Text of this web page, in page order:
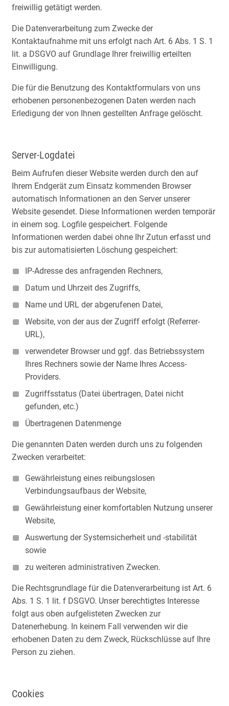
freiwillig getätigt werden.
Die Datenverarbeitung zum Zwecke der
Kontaktaufnahme mit uns erfolgt nach Art. 6 Abs. 1 S. 1
lit. a DSGVO auf Grundlage Ihrer freiwillig erteilten
Einwilligung.
Die für die Benutzung des Kontaktformulars von uns
erhobenen personenbezogenen Daten werden nach
Erledigung der von Ihnen gestellten Anfrage gelöscht.
Server-Logdatei
Beim Aufrufen dieser Website werden durch den auf
Ihrem Endgerät zum Einsatz kommenden Browser
automatisch Informationen an den Server unserer
Website gesendet. Diese Informationen werden temporär
in einem sog. Logfile gespeichert. Folgende
Informationen werden dabei ohne Ihr Zutun erfasst und
bis zur automatisierten Löschung gespeichert:
IP-Adresse des anfragenden Rechners,
Datum und Uhrzeit des Zugriffs,
Name und URL der abgerufenen Datei,
Website, von der aus der Zugriff erfolgt (Referrer-
URL),
verwendeter Browser und ggf. das Betriebssystem
Ihres Rechners sowie der Name Ihres Access-
Providers.
Zugriffsstatus (Datei übertragen, Datei nicht
gefunden, etc.)
Übertragenen Datenmenge
Die genannten Daten werden durch uns zu folgenden
Zwecken verarbeitet:
Gewährleistung eines reibungslosen
Verbindungsaufbaus der Website,
Gewährleistung einer komfortablen Nutzung unserer
Website,
Auswertung der Systemsicherheit und -stabilität
sowie
zu weiteren administrativen Zwecken.
Die Rechtsgrundlage für die Datenverarbeitung ist Art. 6
Abs. 1 S. 1 lit. f DSGVO. Unser berechtigtes Interesse
folgt aus oben aufgelisteten Zwecken zur
Datenerhebung. In keinem Fall verwenden wir die
erhobenen Daten zu dem Zweck, Rückschlüsse auf Ihre
Person zu ziehen.
Cookies